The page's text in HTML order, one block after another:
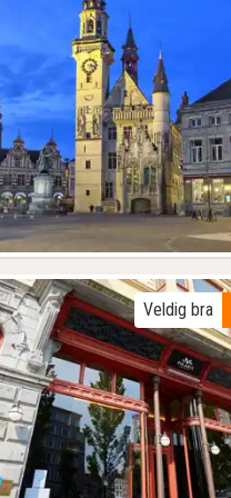
Forrige bilde
Forrige bilde
Veldig bra